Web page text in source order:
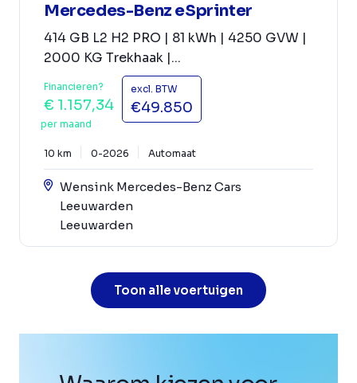
Mercedes-Benz eSprinter
414 GB L2 H2 PRO | 81 kWh | 4250 GVW |
2000 KG Trekhaak |...
Financieren?
€ 1.157,34
per maand
excl. BTW
€49.850
10 km 0-2026 Automaat
Wensink Mercedes-Benz Cars
Leeuwarden
Leeuwarden
Toon alle voertuigen